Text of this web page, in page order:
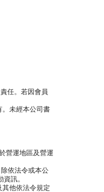
任。若因會員
。未經本公司書
營運地區及營運
依法令或本公
訊。
他依法令規定